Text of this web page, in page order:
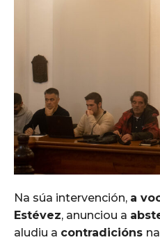
Na súa intervención, a
Estévez, anunciou a
aludiu a contradicións